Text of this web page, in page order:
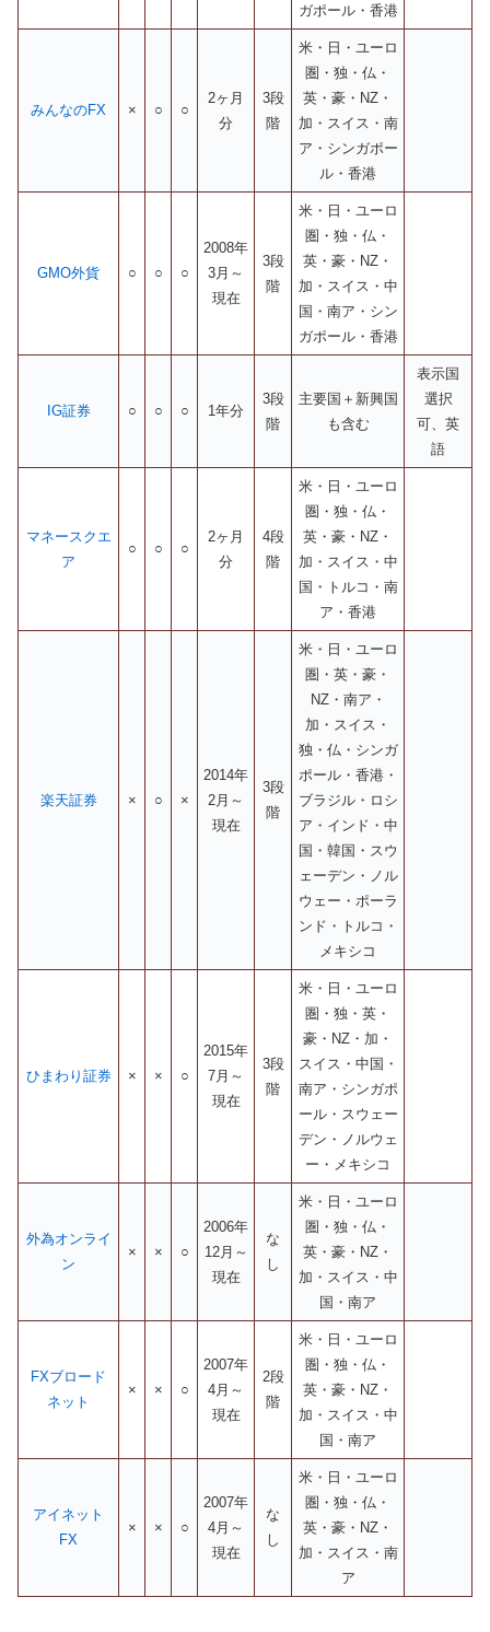
ガポール・香港
みんなのFX × ○ ○
2ヶ月
分
3段
階
米・日・ユーロ
圏・独・仏・
英・豪・NZ・
加・スイス・南
ア・シンガポー
ル・香港
GMO外貨 ○ ○ ○
2008年
3月～
現在
3段
階
米・日・ユーロ
圏・独・仏・
英・豪・NZ・
加・スイス・中
国・南ア・シン
ガポール・香港
IG証券 ○ ○ ○ 1年分
3段
階
主要国＋新興国
も含む
表示国
選択
可、英
語
マネースクエ
ア
○ ○ ○
2ヶ月
分
4段
階
米・日・ユーロ
圏・独・仏・
英・豪・NZ・
加・スイス・中
国・トルコ・南
ア・香港
楽天証券 × ○ ×
2014年
2月～
現在
3段
階
米・日・ユーロ
圏・英・豪・
NZ・南ア・
加・スイス・
独・仏・シンガ
ポール・香港・
ブラジル・ロシ
ア・インド・中
国・韓国・スウ
ェーデン・ノル
ウェー・ポーラ
ンド・トルコ・
メキシコ
ひまわり証券 × × ○
2015年
7月～
現在
3段
階
米・日・ユーロ
圏・独・英・
豪・NZ・加・
スイス・中国・
南ア・シンガポ
ール・スウェー
デン・ノルウェ
ー・メキシコ
外為オンライ
ン
× × ○
2006年
12月～
現在
な
し
米・日・ユーロ
圏・独・仏・
英・豪・NZ・
加・スイス・中
国・南ア
FXブロード
ネット
× × ○
2007年
4月～
現在
2段
階
米・日・ユーロ
圏・独・仏・
英・豪・NZ・
加・スイス・中
国・南ア
アイネット
FX
× × ○
2007年
4月～
現在
な
し
米・日・ユーロ
圏・独・仏・
英・豪・NZ・
加・スイス・南
ア